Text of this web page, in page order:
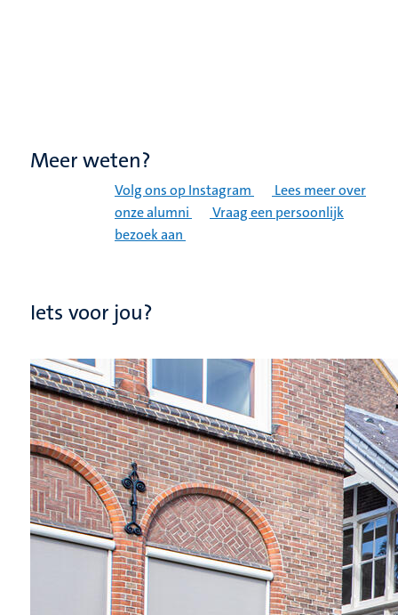
Meer weten?
Volg ons op Instagram
Lees meer over
onze alumni
Vraag een persoonlijk
bezoek aan
Iets voor jou?